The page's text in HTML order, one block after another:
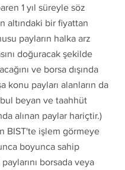
1 yıl süreyle söz
altındaki bir fiyattan
payların halka arz
doğuracak şekilde
ve borsa dışında
konu payları alanların da
beyan ve taahhüt
alınan paylar hariçtir.)
BIST'te işlem görmeye
boyunca sahip
borsada veya